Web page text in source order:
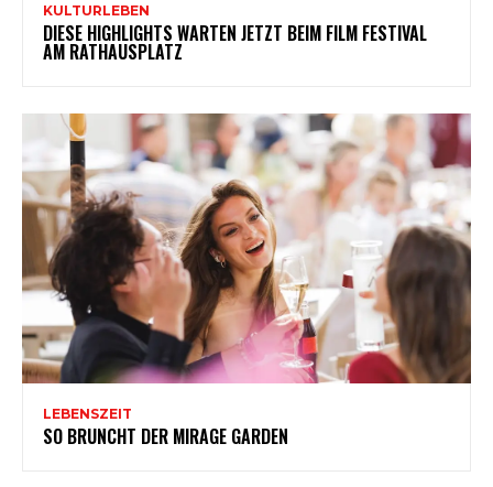
KULTURLEBEN
DIESE HIGHLIGHTS WARTEN JETZT BEIM FILM FESTIVAL
AM RATHAUSPLATZ
LEBENSZEIT
SO BRUNCHT DER MIRAGE GARDEN